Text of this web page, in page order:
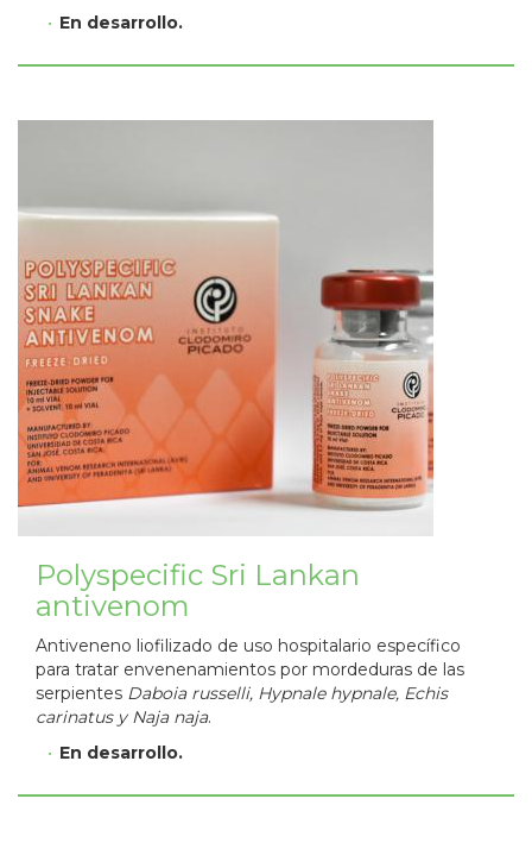
En desarrollo.
Polyspecific Sri Lankan
antivenom
Antiveneno liofilizado de uso hospitalario específico
para tratar envenenamientos por mordeduras de las
serpientes Daboia russelli, Hypnale hypnale, Echis
carinatus y Naja naja.
En desarrollo.